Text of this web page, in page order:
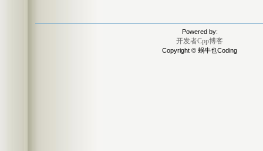
Powered by:
开发者Cpp博客
Copyright © 蜗牛也Coding